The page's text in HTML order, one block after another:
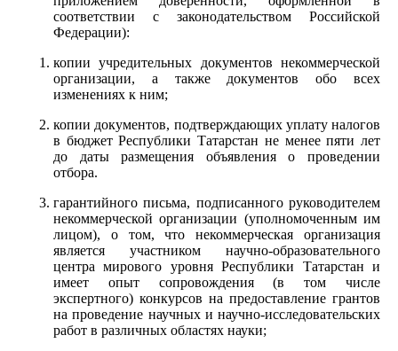
соответствии с законодательством Российской
Федерации):
копии учредительных документов некоммерческой
организации, а также документов обо всех
изменениях к ним;
копии документов, подтверждающих уплату налогов
в бюджет Республики Татарстан не менее пяти лет
до даты размещения объявления о проведении
отбора.
гарантийного письма, подписанного руководителем
некоммерческой организации (уполномоченным им
лицом), о том, что некоммерческая организация
является участником научно-образовательного
центра мирового уровня Республики Татарстан и
имеет опыт сопровождения (в том числе
экспертного) конкурсов на предоставление грантов
на проведение научных и научно-исследовательских
работ в различных областях науки;